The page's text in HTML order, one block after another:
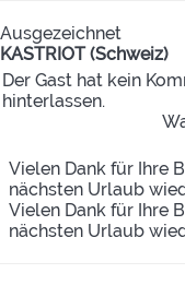
Ausgezeichnet
KASTRIOT (Schweiz)
Der Gast hat kein
hinterlassen.
Vielen Dank für Ihre
nächsten Urlaub
Vielen Dank für Ihre
nächsten Urlaub